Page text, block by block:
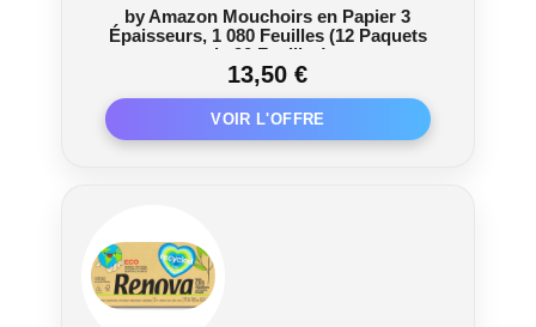
by Amazon Mouchoirs en Papier 3
Épaisseurs, 1 080 Feuilles (12 Paquets
de 90 Feuilles)
13,50 €